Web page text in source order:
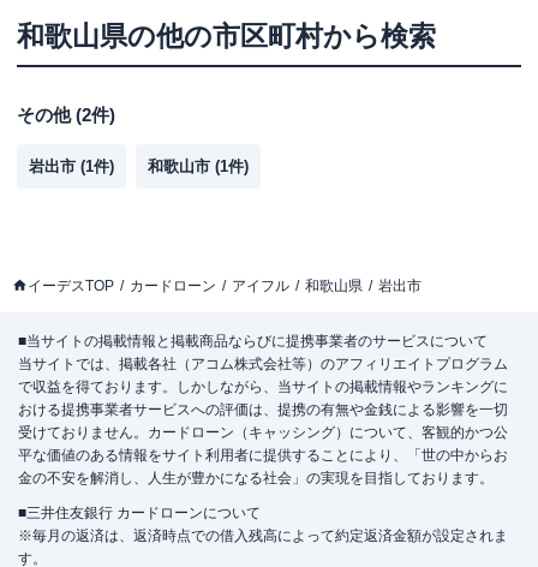
和歌山県の他の市区町村から検索
その他(2件)
岩出市 (1件) 和歌山市 (1件)
イーデスTOP カードローン アイフル 和歌山県 岩出市
■当サイトの掲載情報と掲載商品ならびに提携事業者のサービスについて
当サイトでは、掲載各社（アコム株式会社等）のアフィリエイトプログラム
で収益を得ております。しかしながら、当サイトの掲載情報やランキングに
おける提携事業者サービスへの評価は、提携の有無や金銭による影響を一切
受けておりません。カードローン（キャッシング）について、客観的かつ公
平な価値のある情報をサイト利用者に提供することにより、「世の中からお
金の不安を解消し、人生が豊かになる社会」の実現を目指しております。
■三井住友銀行 カードローンについて
※毎月の返済は、返済時点での借入残高によって約定返済金額が設定されま
す。